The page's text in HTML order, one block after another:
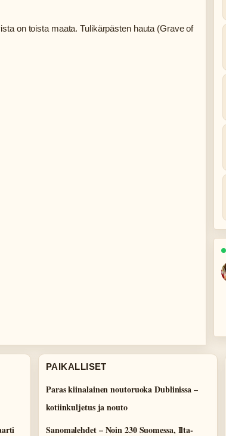
on toista maata. Tulikärpästen hauta (Grave of